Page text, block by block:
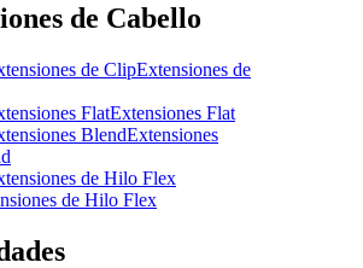
de Cabello
Extensiones de
Extensiones Flat
Extensiones
de Hilo Flex